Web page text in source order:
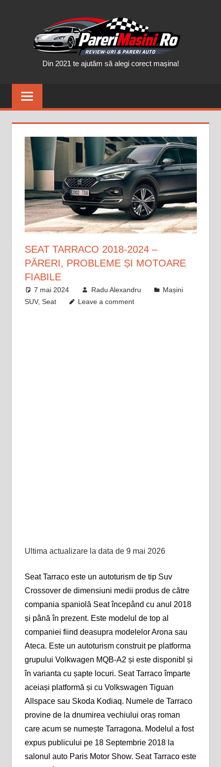
Din 2021 te ajutăm să alegi corect mașina!
SEAT TARRACO 2018-2024 –
PĂRERI, PROBLEME ȘI MOTOARE
FIABILE
7 mai 2024 Radu Alexandru
Mașini
SUV, Seat Leave a comment
Ultima actualizare la data de 9 mai 2026
Seat Tarraco este un autoturism de tip Suv
Crossover de dimensiuni medii produs de către
compania spaniolă Seat începând cu anul 2018
și până în prezent. Este modelul de top al
companiei fiind deasupra modelelor Arona sau
Ateca. Este un autoturism construit pe platforma
grupului Volkwagen MQB-A2 și este disponibl și
în varianta cu șapte locuri. Seat Tarraco împarte
aceiași platformă și cu Volkswagen Tiguan
Allspace sau Skoda Kodiaq. Numele de Tarraco
provine de la dnumirea vechiului oraș roman
care acum se numește Tarragona. Modelul a fost
expus publicului pe 18 Septembrie 2018 la
salonul auto Paris Motor Show. Seat Tarraco este